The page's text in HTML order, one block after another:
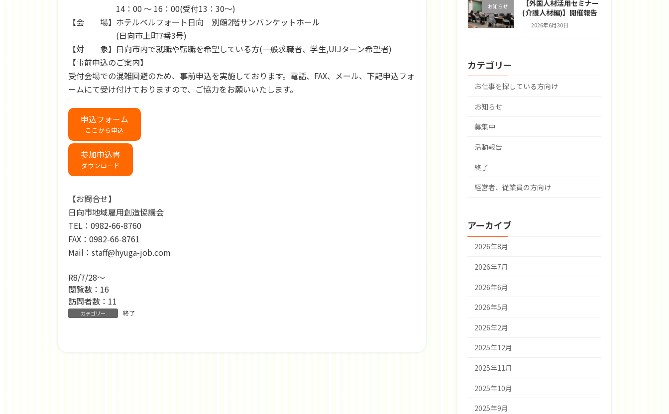
14：00 ～ 16：00(受付13：30～)
【会 場】ホテルベルフォート日向 別館2階サンバンケットホール
(日向市上町7番3号)
【対 象】日向市内で就職や転職を希望している方(一般求職者、学生,UIJターン希望者)
【事前申込のご案内】
受付会場での混雑回避のため、事前申込を実施しております。電話、FAX、メール、下記申込フォ
ームにて受け付けておりますので、ご協力をお願いいたします。
申込フォーム
ここから申込
参加申込書
ダウンロード
【お問合せ】
日向市地域雇用創造協議会
TEL：0982-66-8760
FAX：0982-66-8761
Mail：staff@hyuga-job.com
R8/7/28～
閲覧数：16
訪問者数：11
カテゴリー 終了
お知らせ
【外国人材活用セミナー
(介護人材編)】開催報告
2026年6月30日
カテゴリー
お仕事を探している方向け
お知らせ
募集中
活動報告
終了
経営者、従業員の方向け
アーカイブ
2026年8月
2026年7月
2026年6月
2026年5月
2026年2月
2025年12月
2025年11月
2025年10月
2025年9月